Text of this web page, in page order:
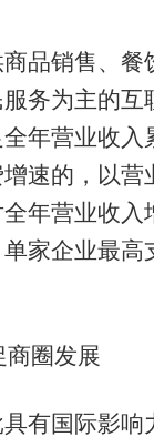
销售、餐
务为主的互
年营业收入
速的，以营
年营业收入
单家企业最
圈发展
国际影响